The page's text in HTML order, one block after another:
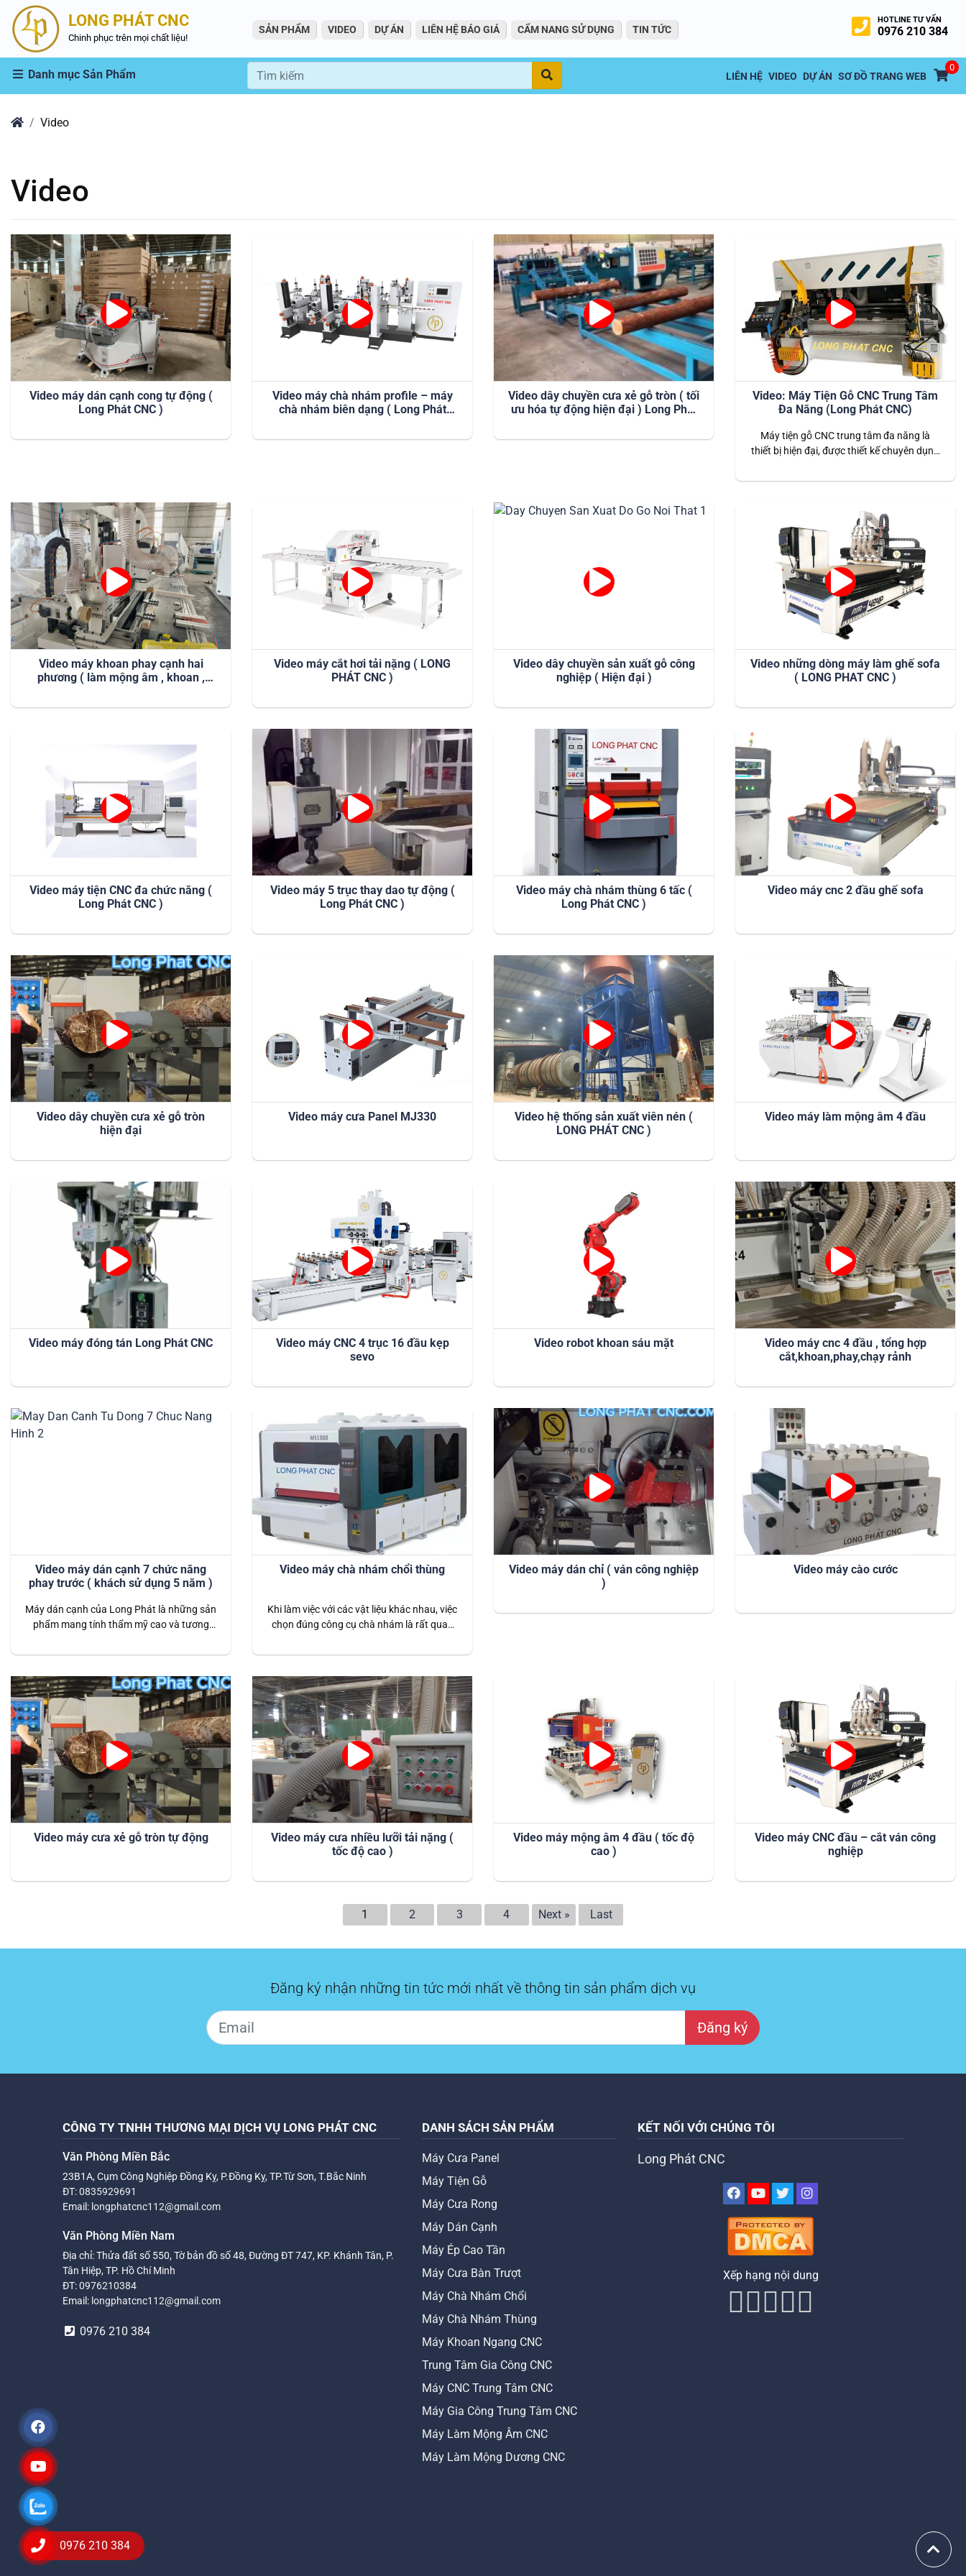
LONG PHÁT CNC
Chinh phục trên mọi chất liệu!
SẢN PHẨM VIDEO DỰ ÁN LIÊN HỆ BÁO GIÁ CẨM NANG SỬ DỤNG TIN TỨC
HOTLINE TƯ VẤN
0976 210 384
Danh mục Sản Phẩm Tìm LIÊN HỆ VIDEO DỰ ÁN SƠ ĐỒ TRANG WEB
0
HomeVideo
Video
Video máy dán cạnh cong tự động (
Long Phát CNC )
Video máy chà nhám profile – máy
chà nhám biên dạng ( Long Phát
Video dây chuyền cưa xẻ gỗ tròn ( tối
ưu hóa tự động hiện đại ) Long Phát
Video: Máy Tiện Gỗ CNC Trung Tâm
Đa Năng (Long Phát CNC)
Máy tiện gỗ CNC trung tâm đa năng là
thiết bị hiện đại, được thiết kế chuyên dụng
các hình dáng phức tạp với độ chính xác
doanh nghiệp sản xuất đồ gỗ mỹ nghệ và…
Video máy khoan phay cạnh hai
phương ( làm mộng âm , khoan ,
Video máy cắt hơi tải nặng ( LONG
PHÁT CNC )
Video dây chuyền sản xuất gỗ công
nghiệp ( Hiện đại )
Video những dòng máy làm ghế sofa
( LONG PHAT CNC )
Video máy tiện CNC đa chức năng (
Long Phát CNC )
Video máy 5 trục thay dao tự động (
Long Phát CNC )
Video máy chà nhám thùng 6 tấc (
Long Phát CNC )
Video máy cnc 2 đầu ghế sofa
Video dây chuyền cưa xẻ gỗ tròn
hiện đại
Video máy cưa Panel MJ330
Video hệ thống sản xuất viên nén (
LONG PHÁT CNC )
Video máy làm mộng âm 4 đầu
Video máy đóng tán Long Phát CNC
Video máy CNC 4 trục 16 đầu kẹp
sevo
Video robot khoan sáu mặt
Video máy cnc 4 đầu , tổng hợp
cắt,khoan,phay,chạy rảnh
Video máy dán cạnh 7 chức năng
phay trước ( khách sử dụng 5 năm )
Máy dán cạnh của Long Phát là những sản
phẩm mang tính thẩm mỹ cao và tương
chế biến gỗ, nhà xưởng tin dùng nhiều nhất
được ưa chuộng nhiều nhất thị trường.
Video máy chà nhám chổi thùng
Khi làm việc với các vật liệu khác nhau, việc
chọn đúng công cụ chà nhám là rất quan
chọn lý tưởng cho các ứng dụng cần độ
Máy có thể xử lý nhiều loại bề mặt,…
Video máy dán chỉ ( ván công nghiệp
)
Video máy cào cước
Video máy cưa xẻ gỗ tròn tự động
Video máy cưa nhiều lưỡi tải nặng (
tốc độ cao )
Video máy mộng âm 4 đầu ( tốc độ
cao )
Video máy CNC đầu – cắt ván công
nghiệp
1 (current)2 3 4 Next » Last
Đăng ký nhận những tin tức mới nhất về thông tin sản phẩm dịch vụ
Đăng ký
CÔNG TY TNHH THƯƠNG MẠI DỊCH VỤ LONG PHÁT CNC
Văn Phòng Miền Bắc
23B1A, Cụm Công Nghiệp Đồng Kỵ, P.Đồng Kỵ, TP.Từ Sơn, T.Bắc Ninh
ĐT:0835929691
Email: longphatcnc112@gmail.com
Văn Phòng Miền Nam
Địa chỉ: Thửa đất số 550, Tờ bản đồ số 48, Đường ĐT 747, KP. Khánh Tân, P.
Tân Hiệp, TP. Hồ Chí Minh
ĐT:0976210384
Email: longphatcnc112@gmail.com
0976 210 384
DANH SÁCH SẢN PHẨM
Máy Cưa Panel
Máy Tiện Gỗ
Máy Cưa Rong
Máy Dán Cạnh
Máy Ép Cao Tần
Máy Cưa Bàn Trượt
Máy Chà Nhám Chổi
Máy Chà Nhám Thùng
Máy Khoan Ngang CNC
Trung Tâm Gia Công CNC
Máy CNC Trung Tâm CNC
Máy Gia Công Trung Tâm CNC
Máy Làm Mộng Âm CNC
Máy Làm Mộng Dương CNC
KẾT NỐI VỚI CHÚNG TÔI
Long Phát CNC
Xếp hạng nội dung
0976 210 384